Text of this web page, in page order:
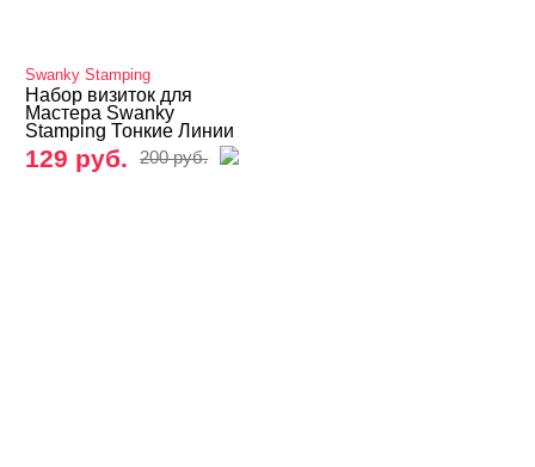
Swanky Stamping
Набор визиток для
Мастера Swanky
Stamping Тонкие Линии
129 руб. 200 руб.